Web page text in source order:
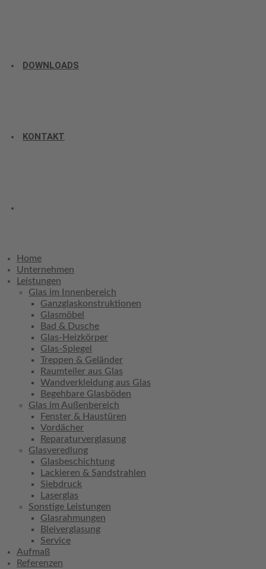
DOWNLOADS
KONTAKT
Home
Unternehmen
Leistungen
Glas im Innenbereich
Ganzglaskonstruktionen
Glasmöbel
Bad & Dusche
Glas-Heizkörper
Glas-Spiegel
Treppen & Geländer
Raumteiler aus Glas
Wandverkleidung aus Glas
Begehbare Glasböden
Glas im Außenbereich
Fenster & Haustüren
Vordächer
Reparaturverglasung
Glasveredlung
Glasbeschichtung
Lackieren & Sandstrahlen
Siebdruck
Laserglas
Sonstige Leistungen
Glasrahmungen
Bleiverglasung
Service
Aufmaß
Referenzen